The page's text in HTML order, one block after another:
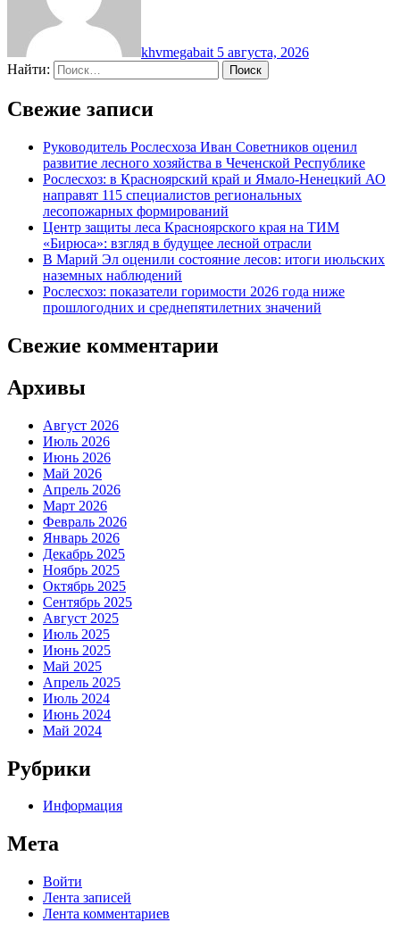
khvmegabait 5 августа, 2026
Найти:
Свежие записи
Руководитель Рослесхоза Иван Советников оценил
развитие лесного хозяйства в Чеченской Республике
Рослесхоз: в Красноярский край и Ямало-Ненецкий АО
направят 115 специалистов региональных
лесопожарных формирований
Центр защиты леса Красноярского края на ТИМ
«Бирюса»: взгляд в будущее лесной отрасли
В Марий Эл оценили состояние лесов: итоги июльских
наземных наблюдений
Рослесхоз: показатели горимости 2026 года ниже
прошлогодних и среднепятилетних значений
Свежие комментарии
Архивы
Август 2026
Июль 2026
Июнь 2026
Май 2026
Апрель 2026
Март 2026
Февраль 2026
Январь 2026
Декабрь 2025
Ноябрь 2025
Октябрь 2025
Сентябрь 2025
Август 2025
Июль 2025
Июнь 2025
Май 2025
Апрель 2025
Июль 2024
Июнь 2024
Май 2024
Рубрики
Информация
Мета
Войти
Лента записей
Лента комментариев